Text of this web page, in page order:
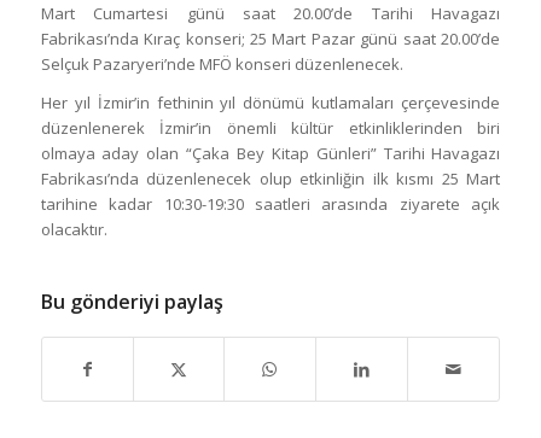
Mart Cumartesi günü saat 20.00’de Tarihi Havagazı
Fabrikası’nda Kıraç konseri; 25 Mart Pazar günü saat 20.00’de
Selçuk Pazaryeri’nde MFÖ konseri düzenlenecek.
Her yıl İzmir’in fethinin yıl dönümü kutlamaları çerçevesinde
düzenlenerek İzmir’in önemli kültür etkinliklerinden biri
olmaya aday olan “Çaka Bey Kitap Günleri” Tarihi Havagazı
Fabrikası’nda düzenlenecek olup etkinliğin ilk kısmı 25 Mart
tarihine kadar 10:30-19:30 saatleri arasında ziyarete açık
olacaktır.
Bu gönderiyi paylaş